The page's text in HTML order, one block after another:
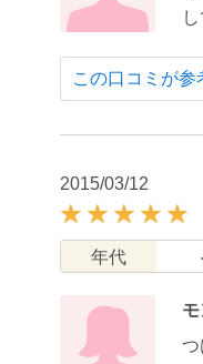
この口コミが参
2015/03/12
年代
つ